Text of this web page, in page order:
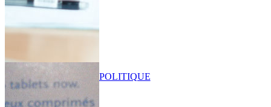
POLITIQUE